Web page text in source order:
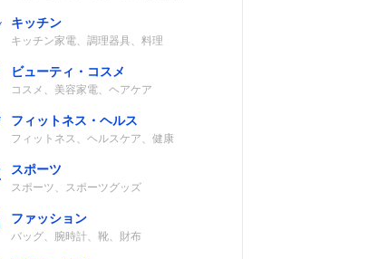
キッチン
キッチン家電、調理器具、料理
ビューティ・コスメ
コスメ、美容家電、ヘアケア
フィットネス・ヘルス
フィットネス、ヘルスケア、健康
スポーツ
スポーツ、スポーツグッズ
ファッション
バッグ、腕時計、靴、財布